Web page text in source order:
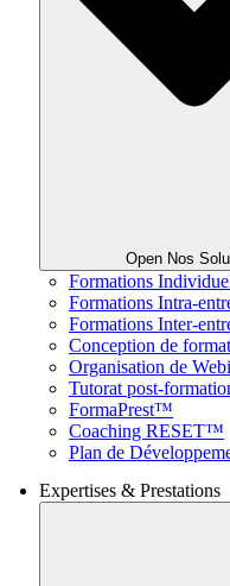
Open Nos
Formations
Formations Intra-
Formations Inter-
Conception de
Organisation de
Tutorat post-
FormaPrest™
Coaching RESET™
Plan de
Expertises & Prestations